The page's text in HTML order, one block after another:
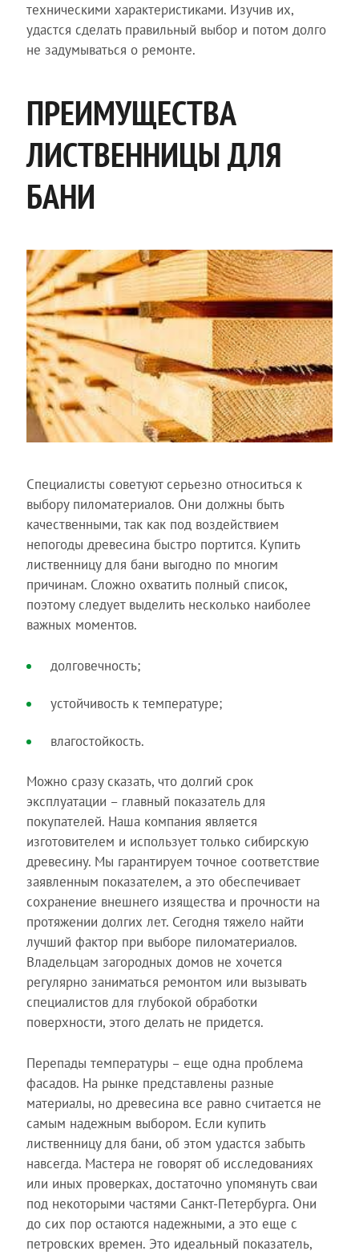
техническими характеристиками. Изучив их,
удастся сделать правильный выбор и потом долго
не задумываться о ремонте.
ПРЕИМУЩЕСТВА
ЛИСТВЕННИЦЫ ДЛЯ
БАНИ
Специалисты советуют серьезно относиться к
выбору пиломатериалов. Они должны быть
качественными, так как под воздействием
непогоды древесина быстро портится. Купить
лиственницу для бани выгодно по многим
причинам. Сложно охватить полный список,
поэтому следует выделить несколько наиболее
важных моментов.
долговечность;
устойчивость к температуре;
влагостойкость.
Можно сразу сказать, что долгий срок
эксплуатации – главный показатель для
покупателей. Наша компания является
изготовителем и использует только сибирскую
древесину. Мы гарантируем точное соответствие
заявленным показателем, а это обеспечивает
сохранение внешнего изящества и прочности на
протяжении долгих лет. Сегодня тяжело найти
лучший фактор при выборе пиломатериалов.
Владельцам загородных домов не хочется
регулярно заниматься ремонтом или вызывать
специалистов для глубокой обработки
поверхности, этого делать не придется.
Перепады температуры – еще одна проблема
фасадов. На рынке представлены разные
материалы, но древесина все равно считается не
самым надежным выбором. Если купить
лиственницу для бани, об этом удастся забыть
навсегда. Мастера не говорят об исследованиях
или иных проверках, достаточно упомянуть сваи
под некоторыми частями Санкт-Петербурга. Они
до сих пор остаются надежными, а это еще с
петровских времен. Это идеальный показатель,